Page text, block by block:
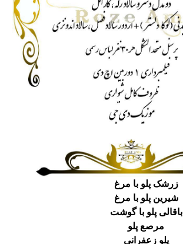
زرشک پلو با مرغ
شیرین پلو با مرغ
باقالی پلو با گوشت
مرصع پلو
پلو زعفرانی